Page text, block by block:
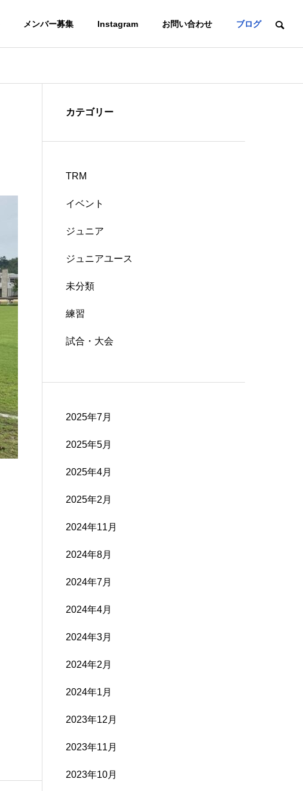
メンバー募集 Instagram お問い合わせ ブログ
カテゴリー
TRM
イベント
ジュニア
ジュニアユース
未分類
練習
試合・大会
2025年7月
2025年5月
2025年4月
2025年2月
2024年11月
2024年8月
2024年7月
2024年4月
2024年3月
2024年2月
2024年1月
2023年12月
2023年11月
2023年10月